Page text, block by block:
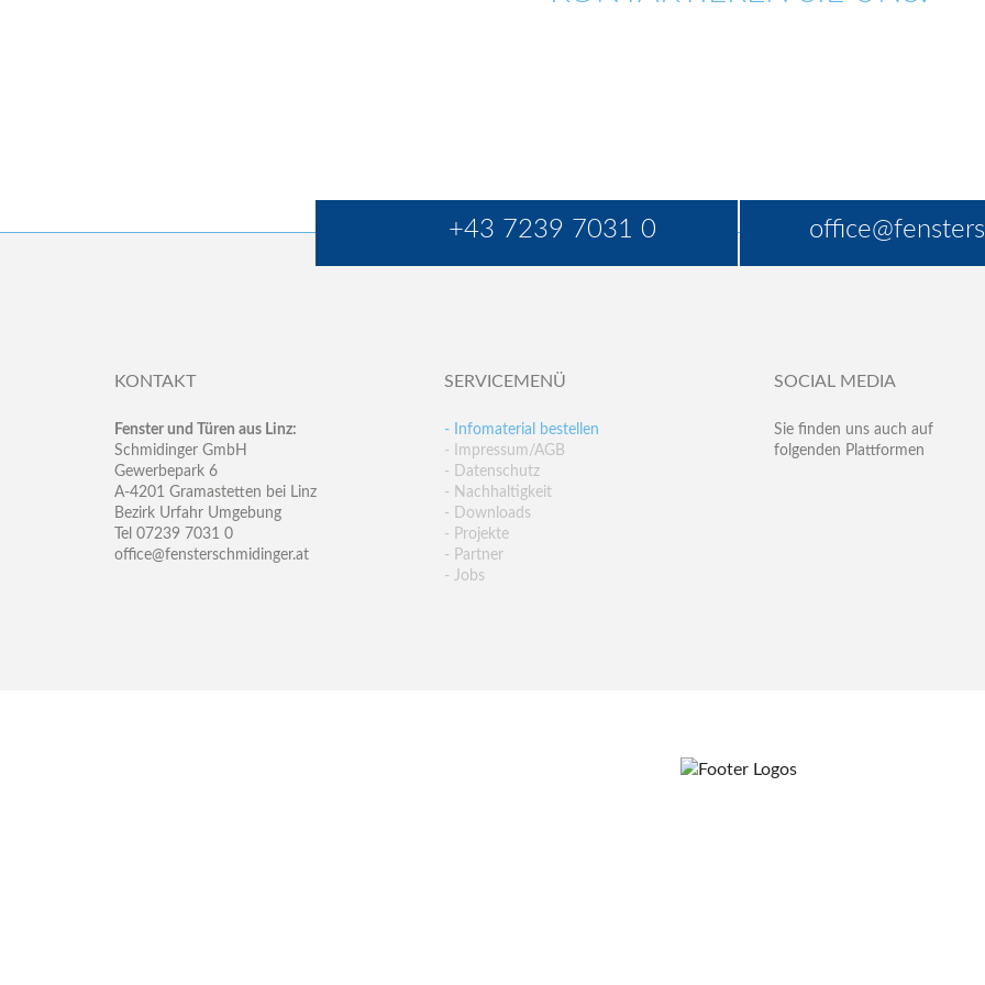
+43 7239 7031 0
KONTAKT
Fenster und Türen aus Linz:
Schmidinger GmbH
Gewerbepark 6
A-4201 Gramastetten bei Linz
Bezirk Urfahr Umgebung
Tel 07239 7031 0
office@fensterschmidinger.at
SERVICEMENÜ
- Infomaterial bestellen
- Impressum/AGB
- Datenschutz
- Nachhaltigkeit
- Downloads
- Projekte
- Partner
- Jobs
SOCIAL MEDIA
Sie finden uns auch auf
folgenden Plattformen